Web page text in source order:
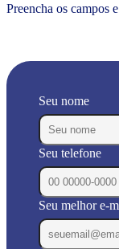
Preencha os campos
Seu nome
Seu telefone
Seu melhor e-